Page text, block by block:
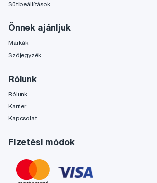
Sütibeállítások
Önnek ajánljuk
Márkák
Szójegyzék
Rólunk
Rólunk
Karrier
Kapcsolat
Fizetési módok